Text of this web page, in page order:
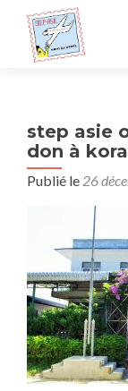
step asie
don à
Publié le 26